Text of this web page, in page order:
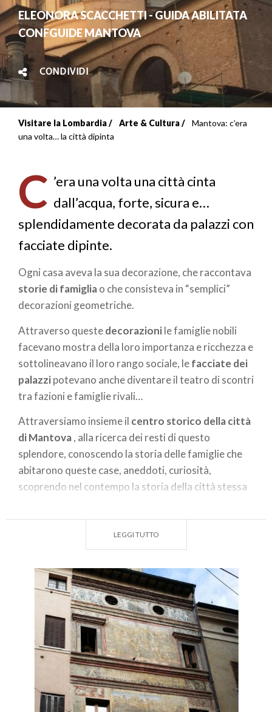
ELEONORA SCACCHETTI - GUIDA ABILITATA
CONFGUIDE MANTOVA
CONDIVIDI
Briciole
pane
Visitare la Lombardia Arte & Cultura
Mantova: c’era
una volta… la città dipinta
C ’era una volta una città cinta
dall’acqua, forte, sicura e…
splendidamente decorata da palazzi con
facciate dipinte.
Ogni casa aveva la sua decorazione, che raccontava
storie di famigliao che consisteva in “semplici”
decorazioni geometriche.
Attraverso questedecorazionile famiglie nobili
facevano mostra della loro importanza e ricchezza e
sottolineavano il loro rango sociale, lefacciate dei
palazzipotevano anche diventare il teatro di scontri
tra fazioni e famiglie rivali…
Attraversiamo insieme il centro storico della città
di Mantova, alla ricerca dei resti di questo
splendore, conoscendo la storia delle famiglie che
abitarono queste case, aneddoti, curiosità,
scoprendo nel contempo la storia della città stessa
ELEONORA
SCACCHETTI, guida
abilitataConfGuide Mantova
Se questo racconto ti è
piaciuto,CLICCA QUIper scoprire le
sue varie proposte d'itinerario.
LEGGI TUTTO